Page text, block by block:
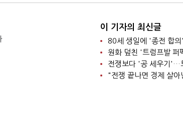
이 기자의 최신글
80세 생일에 '종전 합
원화 덮친 '트럼프발
전쟁보다 '공 세우기'…
"전쟁 끝나면 경제 살